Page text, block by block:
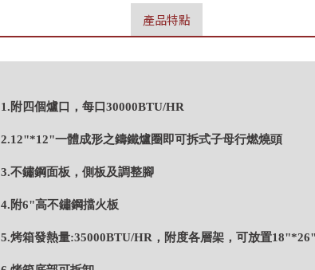
產品特點
1.附四個爐口，每口30000BTU/HR
2.12"*12"一體成形之鑄鐵爐圈即可拆式子母行燃燒頭
3.不鏽鋼面板，側板及調整腳
4.附6"高不鏽鋼擋火板
5.烤箱發熱量:35000BTU/HR，附度各層架，可放置